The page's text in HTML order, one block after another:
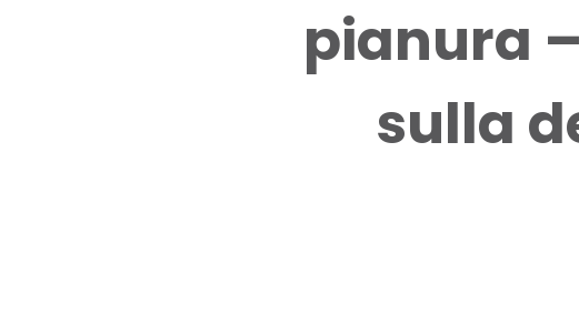
pianura
sulla